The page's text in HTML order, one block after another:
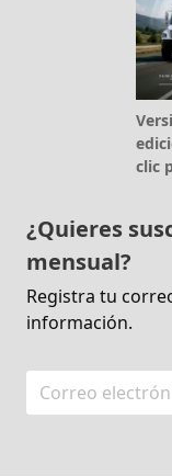
clic
¿Quieres
mensual?
Registra tu
información.